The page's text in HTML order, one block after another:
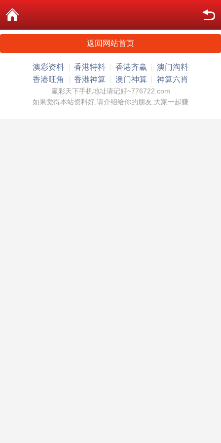
返回网站首页
澳彩资料 香港特料 香港齐赢
澳门淘料
香港旺角
香港神算 澳门神算 神算六肖
赢彩天下手机地址请记好~776722.com
如果觉得本站资料好,请介绍给你的朋友,大家一起赚